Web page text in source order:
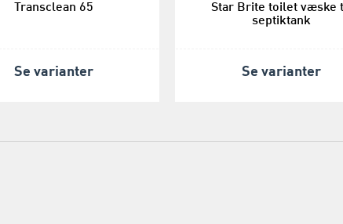
Transclean 65
Se varianter
Star Brite toilet væske
septiktank
Se varianter